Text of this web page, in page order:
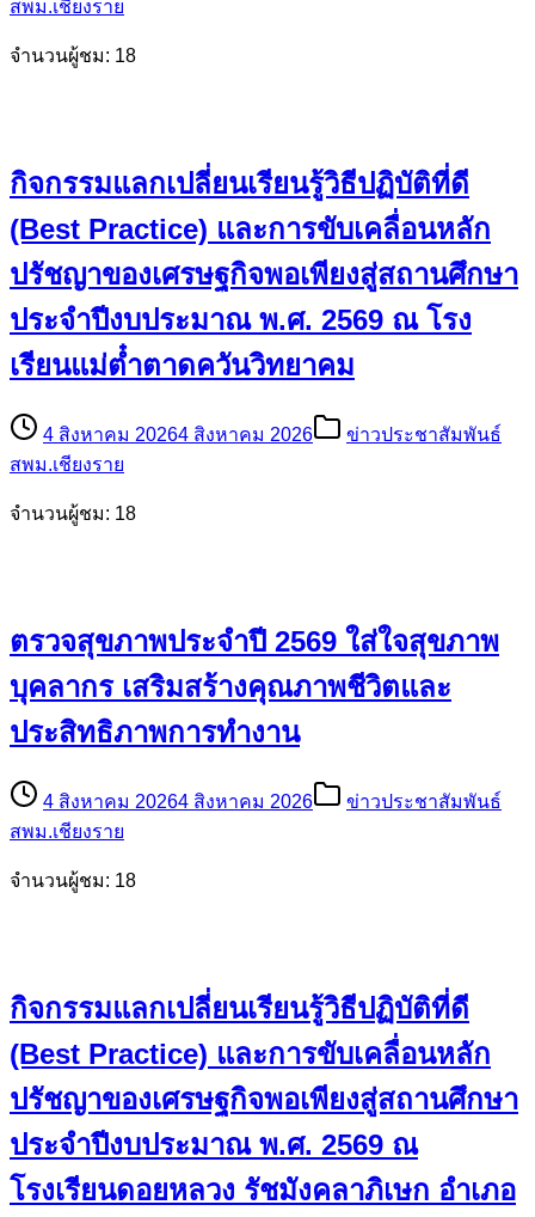
สพม.เชียงราย
จำนวนผู้ชม: 18
กิจกรรมแลกเปลี่ยนเรียนรู้วิธีปฏิบัติที่ดี
(Best Practice) และการขับเคลื่อนหลัก
ปรัชญาของเศรษฐกิจพอเพียงสู่สถานศึกษา
ประจำปีงบประมาณ พ.ศ. 2569 ณ โรง
เรียนแม่ต๋ำตาดควันวิทยาคม
4 สิงหาคม 20264 สิงหาคม 2026
ข่าวประชาสัมพันธ์
สพม.เชียงราย
จำนวนผู้ชม: 18
ตรวจสุขภาพประจำปี 2569 ใส่ใจสุขภาพ
บุคลากร เสริมสร้างคุณภาพชีวิตและ
ประสิทธิภาพการทำงาน
4 สิงหาคม 20264 สิงหาคม 2026
ข่าวประชาสัมพันธ์
สพม.เชียงราย
จำนวนผู้ชม: 18
กิจกรรมแลกเปลี่ยนเรียนรู้วิธีปฏิบัติที่ดี
(Best Practice) และการขับเคลื่อนหลัก
ปรัชญาของเศรษฐกิจพอเพียงสู่สถานศึกษา
ประจำปีงบประมาณ พ.ศ. 2569 ณ
โรงเรียนดอยหลวง รัชมังคลาภิเษก อำเภอ